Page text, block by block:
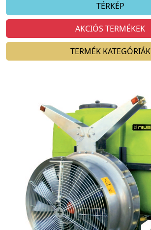
TÉRKÉP
AKCIÓS TERMÉKEK
TERMÉK KATEGÓRIÁK